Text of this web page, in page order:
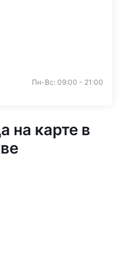
Пн-Вс: 09:00 - 21:00
на карте в